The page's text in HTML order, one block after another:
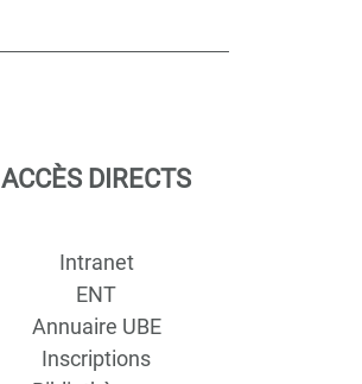
ACCÈS DIRECTS
Intranet
ENT
Annuaire UBE
Inscriptions